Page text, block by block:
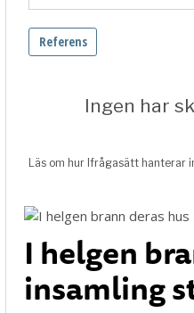
I helgen
insamling